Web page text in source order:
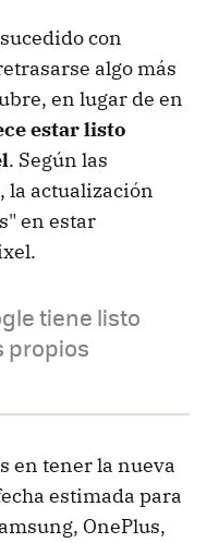
con
algo más
en lugar de en
estar listo
. Según las
la actualización
en estar
tiene listo
propios
en tener la nueva
estimada para
OnePlus,